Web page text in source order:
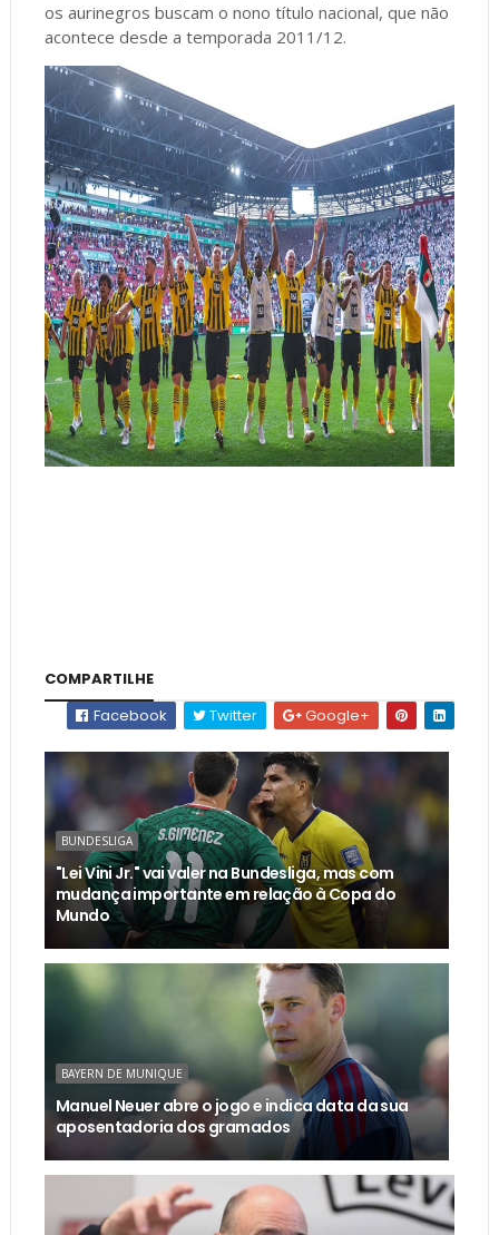
os aurinegros buscam o nono título nacional, que não
acontece desde a temporada 2011/12.
COMPARTILHE
Facebook
Twitter Google+
BUNDESLIGA
"Lei Vini Jr." vai valer na Bundesliga, mas com
mudança importante em relação à Copa do
Mundo
BAYERN DE MUNIQUE
Manuel Neuer abre o jogo e indica data da sua
aposentadoria dos gramados